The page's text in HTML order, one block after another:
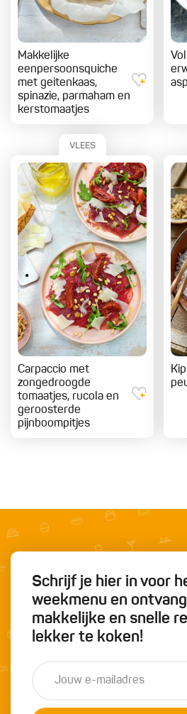
Makkelijke
eenpersoonsquiche
met geitenkaas,
spinazie, parmaham en
kerstomaatjes
VLEES
Carpaccio met
zongedroogde
tomaatjes, rucola en
geroosterde
pijnboompitjes
Schrijf je hier in voor
weekmenu en
makkelijke en snelle
lekker te koken!